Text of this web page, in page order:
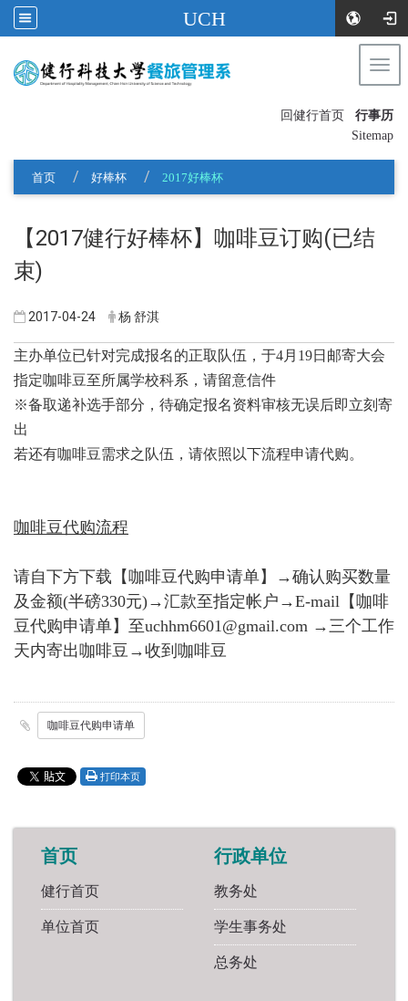
UCH
回健行首页
行事历
Sitemap
首页 好棒杯 2017好棒杯
【2017健行好棒杯】咖啡豆订购(已结
束)
2017-04-24 杨 舒淇
主办单位已针对完成报名的正取队伍，于4月19日邮寄大会
指定咖啡豆至所属学校科系，请留意信件
※备取递补选手部分，待确定报名资料审核无误后即立刻寄
出
若还有咖啡豆需求之队伍，请依照以下流程申请代购。
咖啡豆代购流程
请自下方下载【咖啡豆代购申请单】→确认购买数量
及金额(半磅330元)→汇款至指定帐户→E-mail【咖啡
豆代购申请单】至uchhm6601@gmail.com →三个工作
天内寄出咖啡豆→收到咖啡豆
咖啡豆代购申请单
打印本页
首页
健行首页
单位首页
行政单位
教务处
学生事务处
总务处